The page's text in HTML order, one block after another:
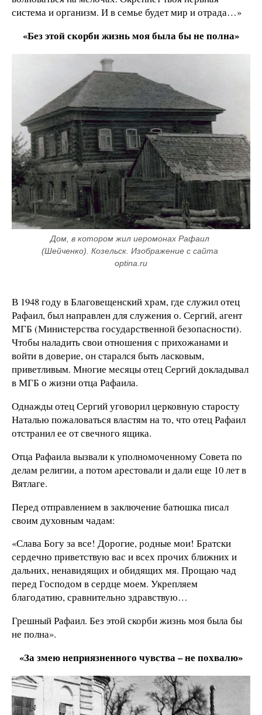
система и организм. И в семье будет мир и отрада…»
«Без этой скорби жизнь моя была бы не полна»
Дом, в котором жил иеромонах Рафаил
(Шейченко). Козельск. Изображение с сайта
optina.ru
В 1948 году в Благовещенский храм, где служил отец
Рафаил, был направлен для служения о. Сергий, агент
МГБ (Министерства государственной безопасности).
Чтобы наладить свои отношения с прихожанами и
войти в доверие, он старался быть ласковым,
приветливым. Многие месяцы отец Сергий докладывал
в МГБ о жизни отца Рафаила.
Однажды отец Сергий уговорил церковную старосту
Наталью пожаловаться властям на то, что отец Рафаил
отстранил ее от свечного ящика.
Отца Рафаила вызвали к уполномоченному Совета по
делам религии, а потом арестовали и дали еще 10 лет в
Вятлаге.
Перед отправлением в заключение батюшка писал
своим духовным чадам:
«Слава Богу за все! Дорогие, родные мои! Братски
сердечно приветствую вас и всех прочих ближних и
дальних, ненавидящих и обидящих мя. Прощаю чад
перед Господом в сердце моем. Укрепляем
благодатию, сравнительно здравствую…
Грешный Рафаил. Без этой скорби жизнь моя была бы
не полна».
«За змею неприязненного чувства – не похвалю»